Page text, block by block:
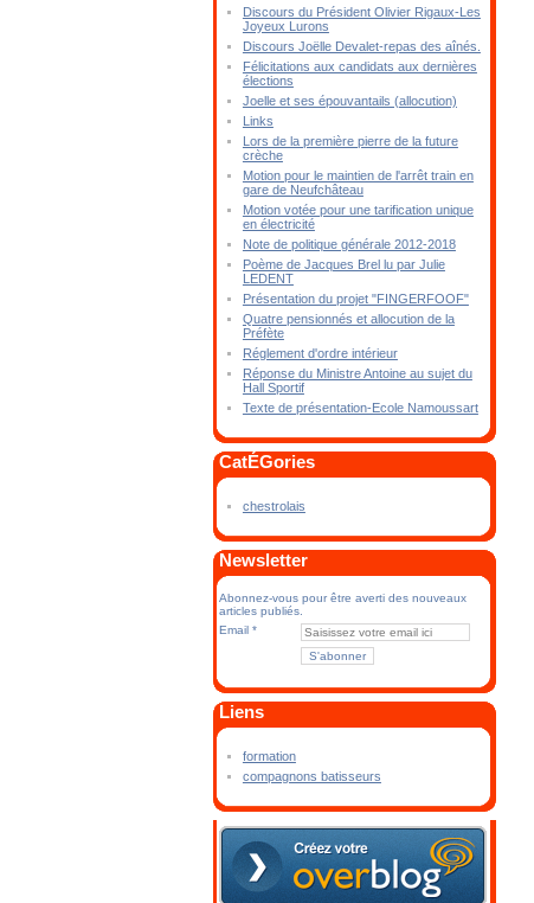
Discours du Président Olivier Rigaux-Les
Joyeux Lurons
Discours Joëlle Devalet-repas des aînés.
Félicitations aux candidats aux dernières
élections
Joelle et ses épouvantails (allocution)
Links
Lors de la première pierre de la future
crèche
Motion pour le maintien de l'arrêt train en
gare de Neufchâteau
Motion votée pour une tarification unique
en électricité
Note de politique générale 2012-2018
Poème de Jacques Brel lu par Julie
LEDENT
Présentation du projet "FINGERFOOF"
Quatre pensionnés et allocution de la
Préfète
Réglement d'ordre intérieur
Réponse du Ministre Antoine au sujet du
Hall Sportif
Texte de présentation-Ecole Namoussart
CatÉGories
chestrolais
Newsletter
Abonnez-vous pour être averti des nouveaux
articles publiés.
Email
Liens
formation
compagnons batisseurs